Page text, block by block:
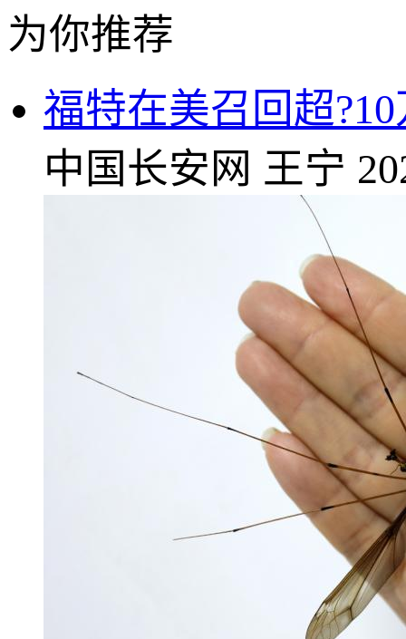
为你推荐
福特在美召回超
中国长安网 王宁